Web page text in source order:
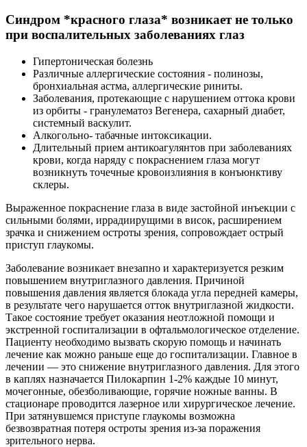
Синдром *красного глаза* возникает не только
при воспалительных заболеваниях глаз
Гипертоническая болезнь
Различные аллергические состояния - полинозы,
бронхиальная астма, аллергические риниты.
Заболевания, протекающие с нарушением оттока крови
из орбиты - гранулематоз Вегенера, сахарный диабет,
системный васкулит.
Алкогольно- табачные интоксикации.
Длительный прием антикоагулянтов при заболеваниях
крови, когда наряду с покраснением глаза могут
возникнуть точечные кровоизлияния в конъюнктиву
склеры.
Выраженное покраснение глаза в виде застойной инъекции с
сильными болями, иррадиирущими в висок, расширением
зрачка и снижением остроты зрения, сопровождает острый
приступ глаукомы.
Заболевание возникает внезапно и характеризуется резким
повышением внутриглазного давления. Причиной
повышения давления является блокада угла передней камеры,
в результате чего нарушается отток внутриглазной жидкости.
Такое состояние требует оказания неотложной помощи и
экстренной госпитализации в офтальмологическое отделение.
Пациенту необходимо вызвать скорую помощь и начинать
лечение как можно раньше еще до госпитализации. Главное в
лечении — это снижение внутриглазного давления. Для этого
в каплях назначается Пилокарпин 1-2% каждые 10 минут,
мочегонные, обезболивающие, горячие ножные ванны. В
стационаре проводится лазерное или хирургическое лечение.
При затянувшемся приступе глаукомы возможна
безвозвратная потеря остроты зрения из-за поражения
зрительного нерва.